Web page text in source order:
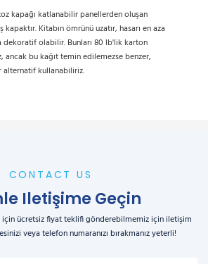
kapağı katlanabilir panellerden oluşan
kapaktır. Kitabın ömrünü uzatır, hasarı en aza
olabilir. Bunları 80 lb'lik karton
ancak bu kağıt temin edilemezse benzer,
kullanabiliriz.
CONTACT US
Iletişime Geçin
için ücretsiz fiyat teklifi gönderebilmemiz için iletişim
veya telefon numaranızı bırakmanız yeterli!